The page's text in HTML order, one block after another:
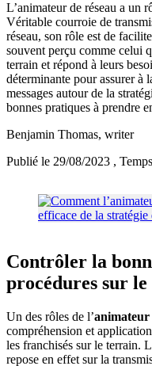
L’animateur de réseau a un
Véritable courroie de
réseau, son rôle est de
souvent perçu comme celui
terrain et répond à leurs
déterminante pour assurer à
messages autour de la
bonnes pratiques à prendre
Benjamin Thomas, writer
Publié le 29/08/2023 ,
Contrôler la
procédures sur
Un des rôles de l’animateur
compréhension et
les franchisés sur le terrain.
repose en effet sur la